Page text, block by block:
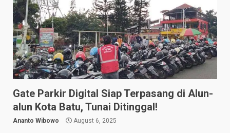
Gate Parkir Digital Siap Terpasang di Alun-
alun Kota Batu, Tunai Ditinggal!
Ananto Wibowo August 6, 2025